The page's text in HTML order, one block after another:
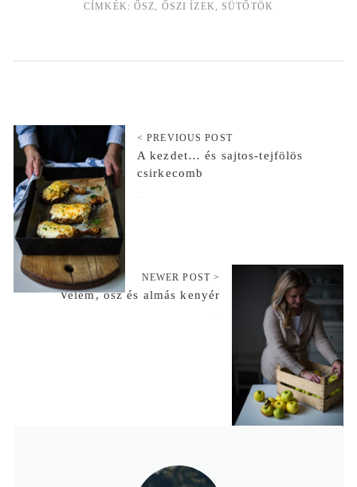
CÍMKÉK:ŐSZ, ŐSZI ÍZEK, SÜTŐTÖK
< PREVIOUS POST
A kezdet… és sajtos-tejfölös
csirkecomb
NEWER POST >
Velem, ősz és almás kenyér